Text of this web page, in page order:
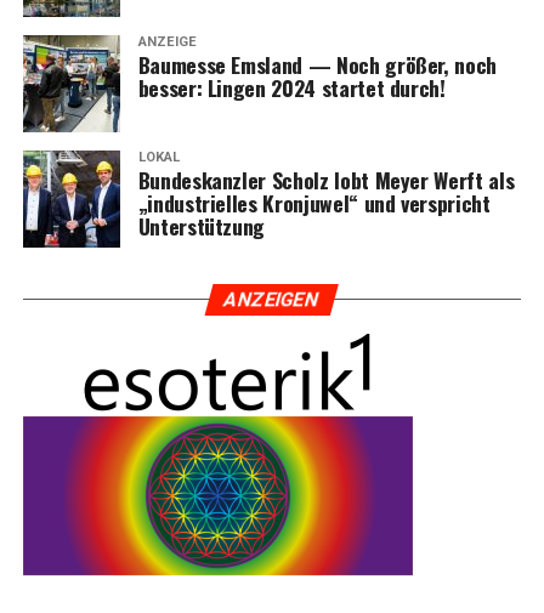
ANZEIGE
Bau­mes­se Ems­land — Noch grö­ßer, noch
bes­ser: Lin­gen 2024 star­tet durch!
LOKAL
Bun­des­kanz­ler Scholz lobt Mey­er Werft als
„indus­tri­el­les Kron­ju­wel“ und ver­spricht
Unterstützung
ANZEI­GEN